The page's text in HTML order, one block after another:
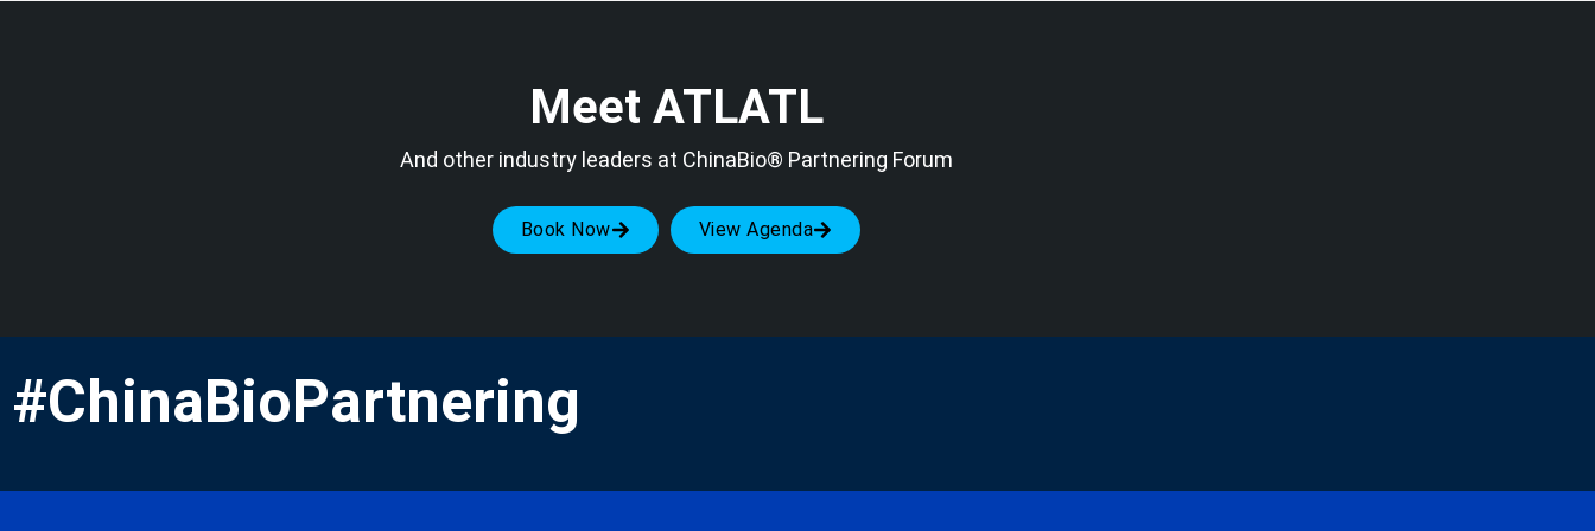
Meet ATLATL
And other industry leaders at ChinaBio® Partnering Forum
Book Now View Agenda
#ChinaBioPartnering